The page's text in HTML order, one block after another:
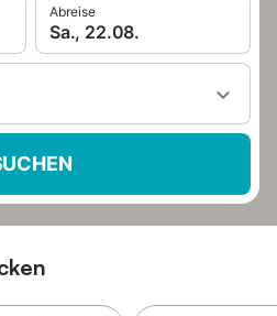
Abreise
Sa., 22.08.